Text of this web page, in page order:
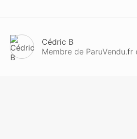
Cédric B
Membre de ParuVendu.fr